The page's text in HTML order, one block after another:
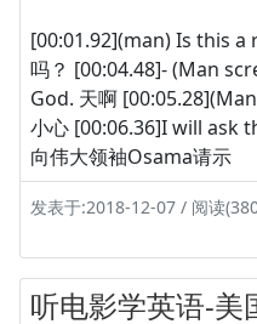
[00:01.92](man) Is this a
吗？ [00:04.48]- (Man
God. 天啊
小心 [00:06.36]I will ask
向伟大领袖Osama请示
发表于:2018-12-07 / 阅读
听电影学英语-美